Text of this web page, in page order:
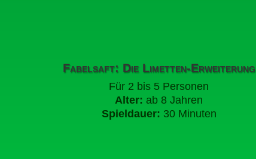
Fabelsaft: Die Limetten-Erweiterung
Für 2 bis 5 Personen
Alter: ab 8 Jahren
Spieldauer: 30 Minuten